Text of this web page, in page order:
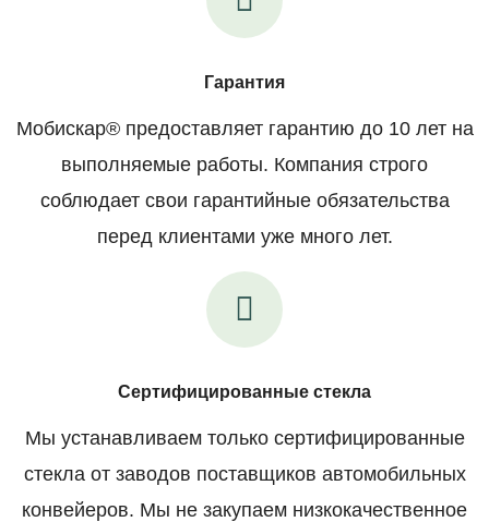
Гарантия
Мобискар® предоставляет гарантию до 10 лет на
выполняемые работы. Компания строго
соблюдает свои гарантийные обязательства
перед клиентами уже много лет.
Сертифицированные стекла
Мы устанавливаем только сертифицированные
стекла от заводов поставщиков автомобильных
конвейеров. Мы не закупаем низкокачественное